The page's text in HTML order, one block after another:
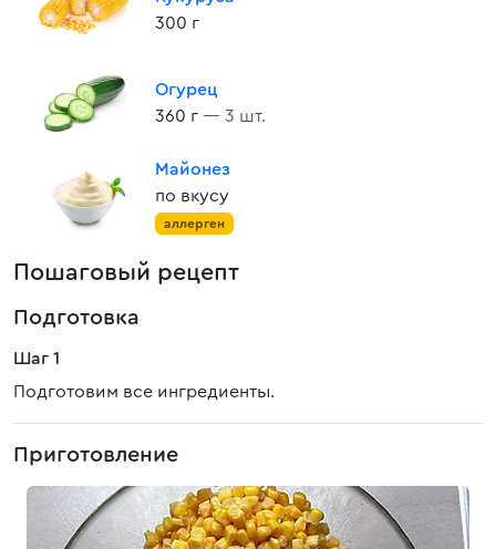
300 г
Огурец
360 г — 3 шт.
Майонез
по вкусу
аллерген
Пошаговый рецепт
Подготовка
Шаг 1
Подготовим все ингредиенты.
Приготовление